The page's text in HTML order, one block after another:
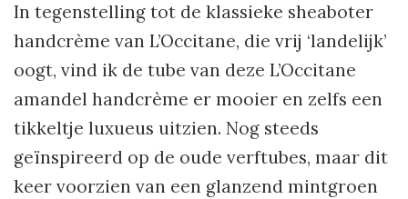
In tegenstelling tot de klassieke sheaboter
handcrème van L’Occitane, die vrij ‘landelijk’
oogt, vind ik de tube van deze L’Occitane
amandel handcrème er mooier en zelfs een
tikkeltje luxueus uitzien. Nog steeds
geïnspireerd op de oude verftubes, maar dit
keer voorzien van een glanzend mintgroen